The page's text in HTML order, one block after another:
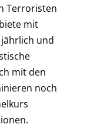
Terroristen
mit
und
mit den
noch